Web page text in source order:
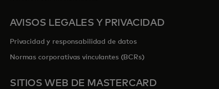
AVISOS LEGALES Y PRIVACIDAD
Privacidad y responsabilidad de datos
Normas corporativas vinculantes (BCRs)
SITIOS WEB DE MASTERCARD